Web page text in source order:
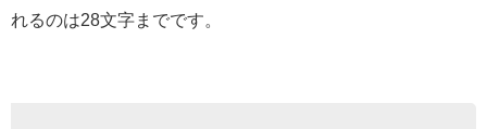
れるのは28文字までです。